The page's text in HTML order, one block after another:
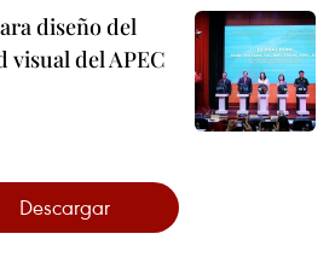
diseño del
del APEC
Descargar